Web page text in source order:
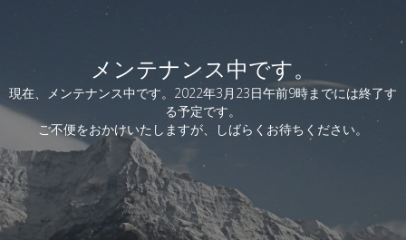
メンテナンス中です。
現在、メンテナンス中です。2022年3月23日午前9時までには終了す
る予定です。
ご不便をおかけいたしますが、しばらくお待ちください。